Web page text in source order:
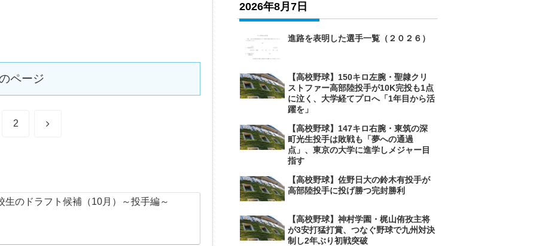
ページ
2 次
生のドラフト候補（10月）～投手編～
2026年8月7日
進路を表明した選手一覧（２０２６）
【高校野球】150キロ左腕・聖隷クリ
ストファー高部陸投手が10K完投も1点
に泣く、大学経てプロへ「1年目から活
躍を」
【高校野球】147キロ右腕・東筑の深
町光生投手は敗戦も「夢への通過
点」、東京の大学に進学しメジャー目
指す
【高校野球】佐野日大の鈴木有投手が
高部陸投手に投げ勝つ完封勝利
【高校野球】神村学園・梶山侑孜主将
が3安打猛打賞、つなぐ野球で九州対決
制し2年ぶり初戦突破